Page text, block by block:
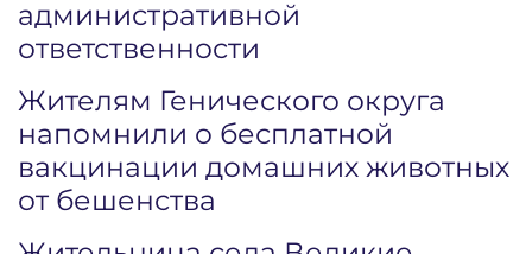
административной
ответственности
Жителям Генического округа
напомнили о бесплатной
вакцинации домашних животных
от бешенства